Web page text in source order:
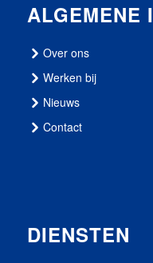
ALGEMENE
Over ons
Werken bij
Nieuws
Contact
DIENSTEN